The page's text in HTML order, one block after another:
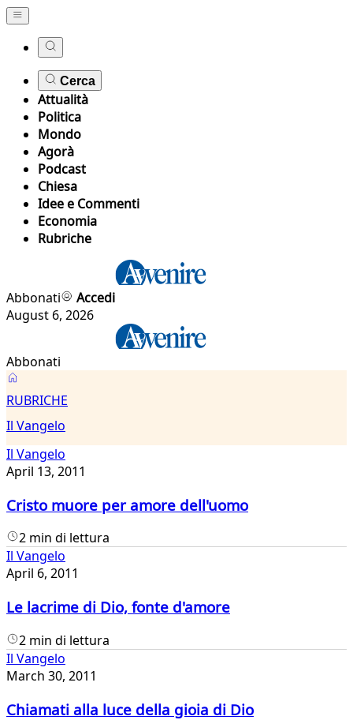
Cerca
Attualità
Politica
Mondo
Agorà
Podcast
Chiesa
Idee e Commenti
Economia
Rubriche
Abbonati
Accedi
August 6, 2026
Abbonati
Il
Vangelo
RUBRICHE
Il Vangelo
Il Vangelo
April 13, 2011
Cristo muore per amore dell'uomo
2 min di lettura
Il Vangelo
April 6, 2011
Le lacrime di Dio, fonte d'amore
2 min di lettura
Il Vangelo
March 30, 2011
Chiamati alla luce della gioia di Dio